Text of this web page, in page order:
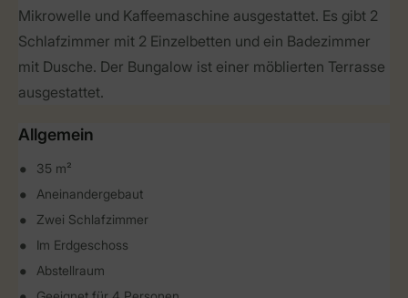
Mikrowelle und Kaffeemaschine ausgestattet. Es gibt 2
Schlafzimmer mit 2 Einzelbetten und ein Badezimmer
mit Dusche. Der Bungalow ist einer möblierten Terrasse
ausgestattet.
Allgemein
35 m²
Aneinandergebaut
Zwei Schlafzimmer
Im Erdgeschoss
Abstellraum